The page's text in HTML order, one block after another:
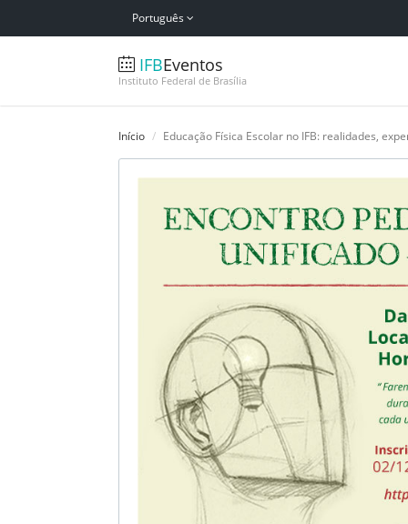
Português
IFBEventos
Instituto Federal de Brasília
Início Educação Física Escolar no IFB: realidades,